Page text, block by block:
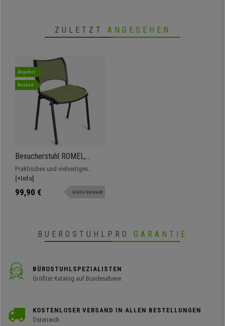
ZULETZT ANGESEHEN
Angebot
Neuheit
Besucherstuhl ROMEL,
bequeme Polsterung,
stapelbar, Stoffbezug,
Grün
Praktisches und vielseitiges
Modell, komfortabel und robust,
in verschiedenen Farben und
Versionen erhältlich.
[+Info]
99,90 € Gratis Versand
BUEROSTUHLPRO GARANTIE
BÜROSTUHLSPEZIALISTEN
Größter Katalog auf Bundesebene
KOSTENLOSER VERSAND IN ALLEN BESTELLUNGEN
Österreich